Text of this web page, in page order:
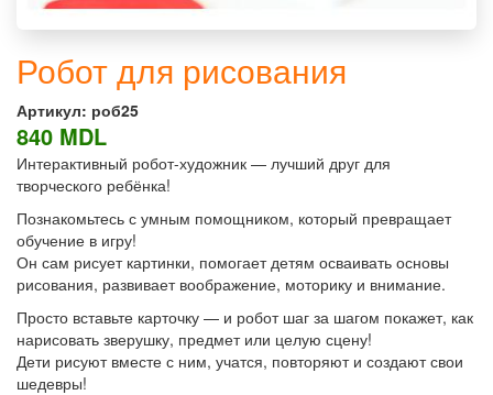
Робот для рисования
Артикул: роб25
840 MDL
Интерактивный робот-художник — лучший друг для
творческого ребёнка!
Познакомьтесь с умным помощником, который превращает
обучение в игру!
Он сам рисует картинки, помогает детям осваивать основы
рисования, развивает воображение, моторику и внимание.
Просто вставьте карточку — и робот шаг за шагом покажет, как
нарисовать зверушку, предмет или целую сцену!
Дети рисуют вместе с ним, учатся, повторяют и создают свои
шедевры!